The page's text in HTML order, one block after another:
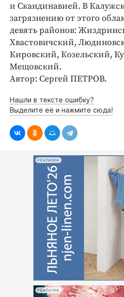
и Скандинавией. В
загрязнению от этого
девять районов:
Хвастовичский,
Кировский, Козельский,
Мещовский.
Автор: Сергей ПЕТРОВ.
Нашли в тексте ошибку?
Выделите её и нажмите сюда!
РЕКЛАМА
РЕКЛАМА